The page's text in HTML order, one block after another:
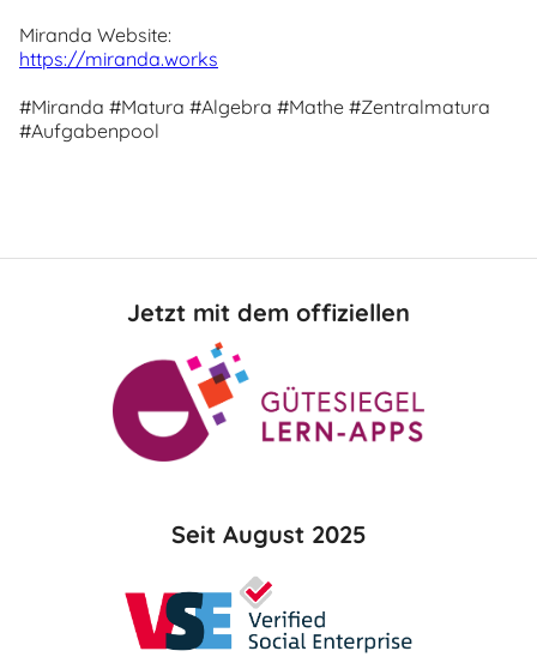
Miranda Website:
https://miranda.works
#Miranda #Matura #Algebra #Mathe #Zentralmatura
#Aufgabenpool
Jetzt mit dem offiziellen
Seit August 2025